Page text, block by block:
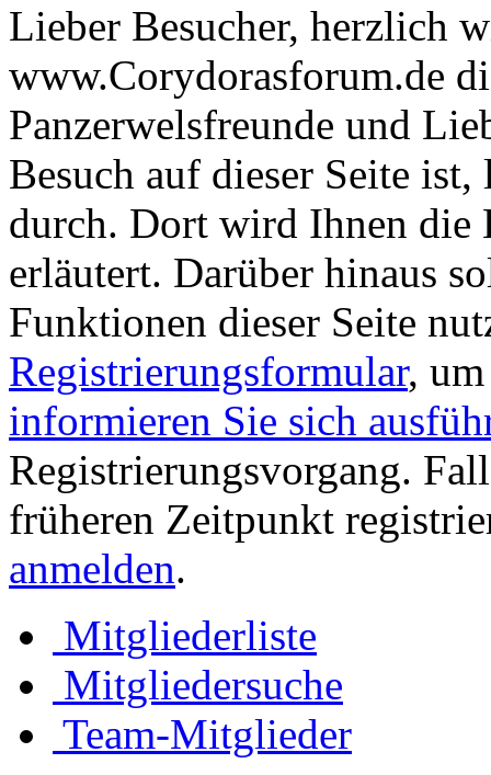
Lieber Besucher, herzlich
www.Corydorasforum.de
Panzerwelsfreunde und
Besuch auf dieser Seite
durch. Dort wird Ihnen die
erläutert. Darüber hinaus
Funktionen dieser Seite
Registrierungsformular,
informieren Sie sich
Registrierungsvorgang.
früheren Zeitpunkt
anmelden.
Mitgliederliste
Mitgliedersuche
Team-Mitglieder